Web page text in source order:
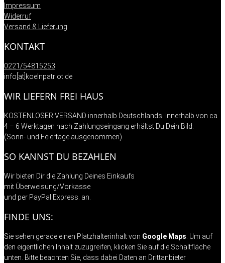
Impressum
Widerruf
Versand & Lieferung
KONTAKT
0221/54815253
info[at]koelnpatriot.de
WIR LIEFERN FREI HAUS
KOSTENLOSER VERSAND innerhalb Deutschlands. Innerhalb von ca
4 – 6 Werktagen nach Zahlungseingang erhältst Du Dein Bild.
(Sonn- und Feiertage ausgenommen).
SO KANNST DU BEZAHLEN
Wir bieten Dir die Zahlung Deines Einkaufs
mit Überweisung/Vorkasse
und per PayPal Express. an.
FINDE UNS:
Sie sehen gerade einen Platzhalterinhalt von Google Maps . Um auf
den eigentlichen Inhalt zuzugreifen, klicken Sie auf die Schaltfläche
unten. Bitte beachten Sie, dass dabei Daten an Drittanbieter